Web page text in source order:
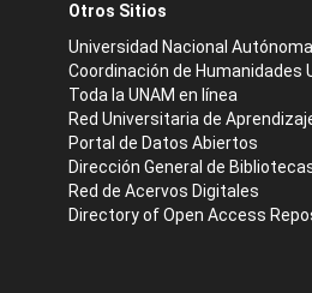
Otros Sitios
Universidad Nacional
Coordinación de Humanidades
Toda la UNAM en línea
Red Universitaria de
Portal de Datos Abiertos
Dirección General de
Red de Acervos Digitales
Directory of Open Access